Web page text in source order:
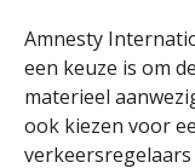
Amnesty
een keuze is om
materieel
ook kiezen voor